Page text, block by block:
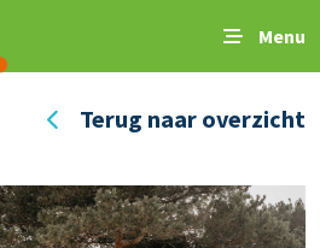
Menu
Terug naar overzicht